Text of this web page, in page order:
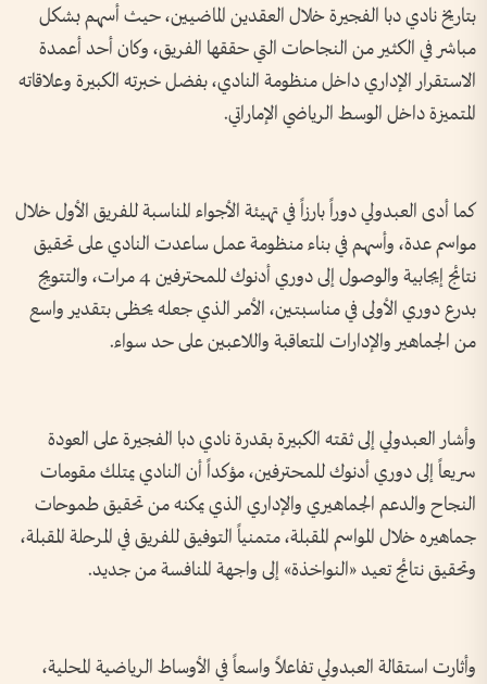
بتاريخ نادي دبا الفجيرة خلال العقدين الماضيين، حيث أسهم بشكل
مباشر في الكثير من النجاحات التي حققها الفريق، وكان أحد أعمدة
الاستقرار الإداري داخل منظومة النادي، بفضل خبرته الكبيرة وعلاقاته
المتميزة داخل الوسط الرياضي الإماراتي.
كما أدى العبدولي دوراً بارزاً في تهيئة الأجواء المناسبة للفريق الأول خلال
مواسم عدة، وأسهم في بناء منظومة عمل ساعدت النادي على تحقيق
نتائج إيجابية والوصول إلى دوري أدنوك للمحترفين 4 مرات، والتتويج
بدرع دوري الأولى في مناسبتين، الأمر الذي جعله يحظى بتقدير واسع
من الجماهير والإدارات المتعاقبة واللاعبين على حد سواء.
وأشار العبدولي إلى ثقته الكبيرة بقدرة نادي دبا الفجيرة على العودة
سريعاً إلى دوري أدنوك للمحترفين، مؤكداً أن النادي يمتلك مقومات
النجاح والدعم الجماهيري والإداري الذي يمكنه من تحقيق طموحات
جماهيره خلال المواسم المقبلة، متمنياً التوفيق للفريق في المرحلة المقبلة،
وتحقيق نتائج تعيد «النواخذة» إلى واجهة المنافسة من جديد.
وأثارت استقالة العبدولي تفاعلاً واسعاً في الأوساط الرياضية المحلية،